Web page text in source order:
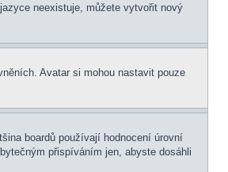
neexistuje, můžete vytvořit nový
Avatar si mohou nastavit pouze
boardů používají hodnocení úrovní
přispíváním jen, abyste dosáhli